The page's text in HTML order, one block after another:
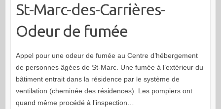
St-Marc-des-Carrières-
Odeur de fumée
Appel pour une odeur de fumée au Centre d’hébergement
de personnes âgées de St-Marc. Une fumée à l’extérieur du
bâtiment entrait dans la résidence par le système de
ventilation (cheminée des résidences). Les pompiers ont
quand même procédé à l’inspection…